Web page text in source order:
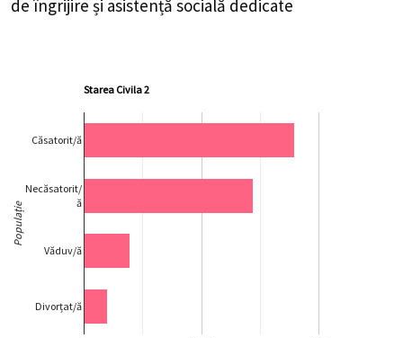
de îngrijire și asistență socială dedicate
Starea Civila 2
Căsatorit/ă
Necăsatorit/
ă
Văduv/ă
Divorțat/ă
Populație